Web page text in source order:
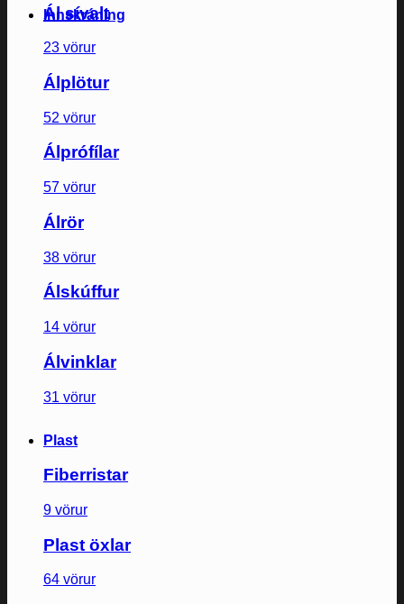
Innskráning
Ál sívalt
23 vörur
Álplötur
52 vörur
Álprófílar
57 vörur
Álrör
38 vörur
Álskúffur
14 vörur
Álvinklar
31 vörur
Plast
Fiberristar
9 vörur
Plast öxlar
64 vörur